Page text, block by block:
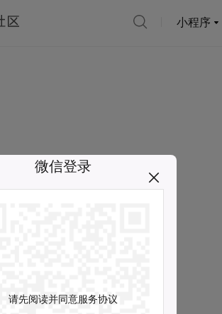
小程序
微信登录
请先阅读并同意服务协议